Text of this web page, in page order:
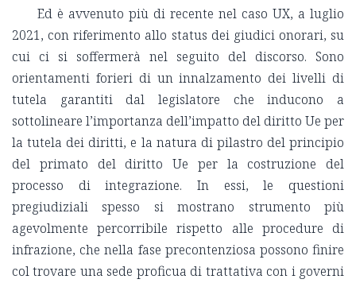
Ed è avvenuto più di recente nel caso UX, a luglio
2021, con riferimento allo status dei giudici onorari, su
cui ci si soffermerà nel seguito del discorso. Sono
orientamenti forieri di un innalzamento dei livelli di
tutela garantiti dal legislatore che inducono a
sottolineare l’importanza dell’impatto del diritto Ue per
la tutela dei diritti, e la natura di pilastro del principio
del primato del diritto Ue per la costruzione del
processo di integrazione. In essi, le questioni
pregiudiziali spesso si mostrano strumento più
agevolmente percorribile rispetto alle procedure di
infrazione, che nella fase precontenziosa possono finire
col trovare una sede proficua di trattativa con i governi